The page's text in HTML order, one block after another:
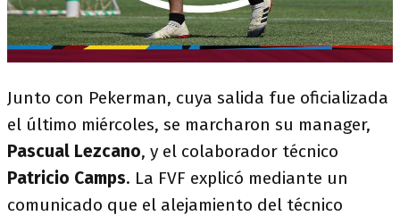
Junto con Pekerman, cuya salida fue oficializada
el último miércoles, se marcharon su manager,
Pascual Lezcano, y el colaborador técnico
Patricio Camps. La FVF explicó mediante un
comunicado que el alejamiento del técnico